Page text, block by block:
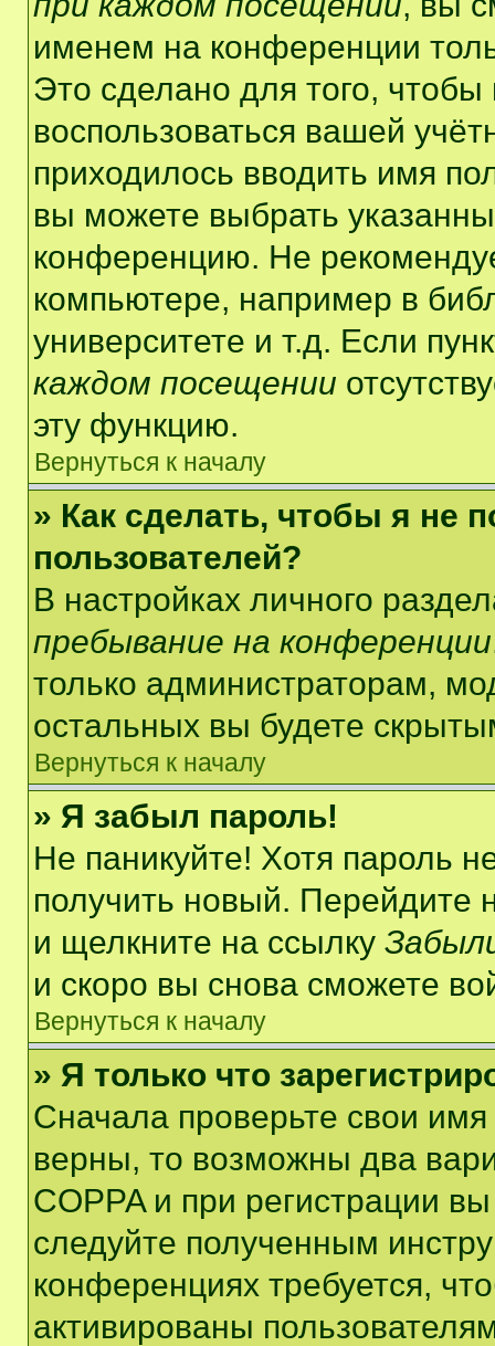
именем на конференции
Это сделано для того, чтобы
воспользоваться вашей
приходилось вводить имя
вы можете выбрать
конференцию. Не
компьютере, например в
университете и т.д. Если
каждом посещении
эту функцию.
Вернуться к началу
» Как сделать, чтобы я не
пользователей?
В настройках личного
пребывание на конференции
только администраторам,
остальных вы будете
Вернуться к началу
» Я забыл пароль!
Не паникуйте! Хотя пароль
получить новый. Перейдите
и щелкните на ссылку
и скоро вы снова сможете
Вернуться к началу
» Я только что
Сначала проверьте свои
верны, то возможны два
COPPA и при регистрации
следуйте полученным
конференциях требуется,
активированы